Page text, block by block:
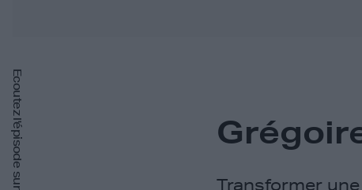
Ecoutez l'épisode sur
Transformer